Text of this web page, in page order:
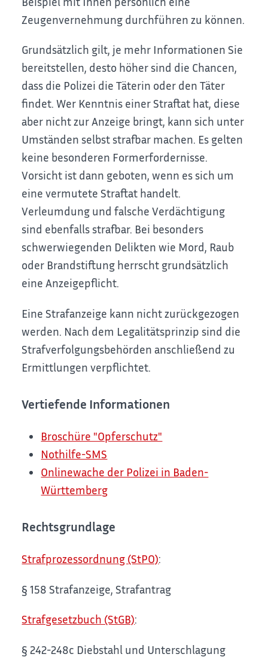
Zeugenvernehmung durchführen zu können.
Grundsätzlich gilt, je mehr Informationen Sie
bereitstellen, desto höher sind die Chancen,
dass die Polizei die Täterin oder den Täter
findet. Wer Kenntnis einer Straftat hat, diese
aber nicht zur Anzeige bringt, kann sich unter
Umständen selbst strafbar machen. Es gelten
keine besonderen Formerfordernisse.
Vorsicht ist dann geboten, wenn es sich um
eine vermutete Straftat handelt.
Verleumdung und falsche Verdächtigung
sind ebenfalls strafbar. Bei besonders
schwerwiegenden Delikten wie Mord, Raub
oder Brandstiftung herrscht grundsätzlich
eine Anzeigepflicht.
Eine Strafanzeige kann nicht zurückgezogen
werden. Nach dem Legalitätsprinzip sind die
Strafverfolgungsbehörden anschließend zu
Ermittlungen verpflichtet.
Vertiefende Informationen
Broschüre "Opferschutz"
Nothilfe-SMS
Onlinewache der Polizei in Baden-
Württemberg
Rechtsgrundlage
Strafprozessordnung (StPO):
§ 158 Strafanzeige, Strafantrag
Strafgesetzbuch (StGB):
§ 242-248c Diebstahl und Unterschlagung